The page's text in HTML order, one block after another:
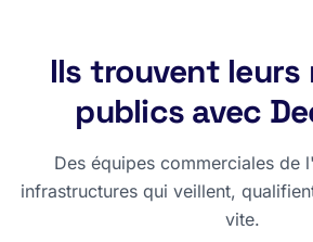
Ils trouvent leurs
publics avec
Des équipes commerciales de
infrastructures qui veillent,
vite.